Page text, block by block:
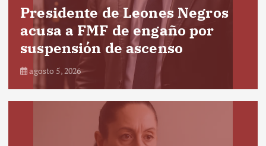
Presidente de Leones Negros
acusa a FMF de engaño por
suspensión de ascenso
agosto 5, 2026